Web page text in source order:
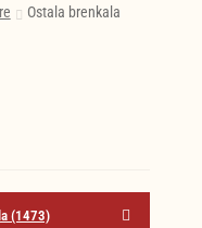
Ostala brenkala
(1473)